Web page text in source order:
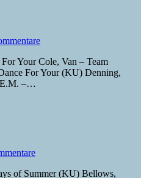
For Your (KU) Denning,
E.M. –…